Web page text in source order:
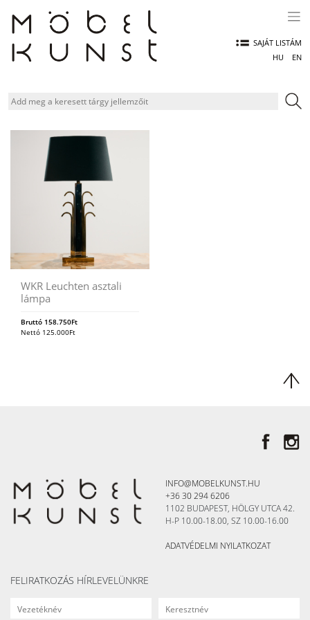
content
SAJÁT LISTÁM
HU
EN
WKR Leuchten asztali
lámpa
Bruttó 158.750Ft
Nettó 125.000Ft
INFO@MOBELKUNST.HU
+36 30 294 6206
1102 BUDAPEST, HÖLGY UTCA 42.
H-P 10.00-18.00, SZ 10.00-16.00
ADATVÉDELMI NYILATKOZAT
FELIRATKOZÁS HÍRLEVELÜNKRE